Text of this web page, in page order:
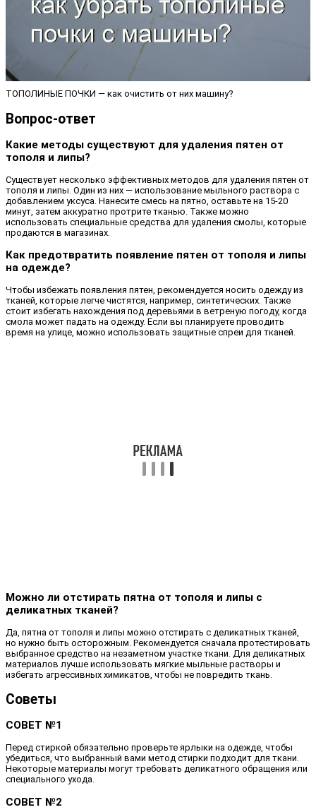
ТОПОЛИНЫЕ ПОЧКИ — как очистить от них машину?
Вопрос-ответ
Какие методы существуют для удаления пятен от
тополя и липы?
Существует несколько эффективных методов для удаления пятен от
тополя и липы. Один из них — использование мыльного раствора с
добавлением уксуса. Нанесите смесь на пятно, оставьте на 15-20
минут, затем аккуратно протрите тканью. Также можно
использовать специальные средства для удаления смолы, которые
продаются в магазинах.
Как предотвратить появление пятен от тополя и липы
на одежде?
Чтобы избежать появления пятен, рекомендуется носить одежду из
тканей, которые легче чистятся, например, синтетических. Также
стоит избегать нахождения под деревьями в ветреную погоду, когда
смола может падать на одежду. Если вы планируете проводить
время на улице, можно использовать защитные спреи для тканей.
Можно ли отстирать пятна от тополя и липы с
деликатных тканей?
Да, пятна от тополя и липы можно отстирать с деликатных тканей,
но нужно быть осторожным. Рекомендуется сначала протестировать
выбранное средство на незаметном участке ткани. Для деликатных
материалов лучше использовать мягкие мыльные растворы и
избегать агрессивных химикатов, чтобы не повредить ткань.
Советы
СОВЕТ №1
Перед стиркой обязательно проверьте ярлыки на одежде, чтобы
убедиться, что выбранный вами метод стирки подходит для ткани.
Некоторые материалы могут требовать деликатного обращения или
специального ухода.
СОВЕТ №2